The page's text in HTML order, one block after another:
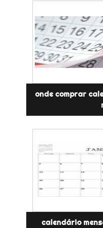
onde comprar
calendário